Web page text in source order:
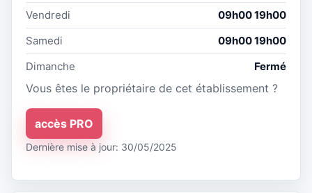
Vendredi
09h00 19h00
Samedi
09h00 19h00
Dimanche
Fermé
Vous êtes le propriétaire de cet établissement ?
accès PRO
Dernière mise à jour: 30/05/2025